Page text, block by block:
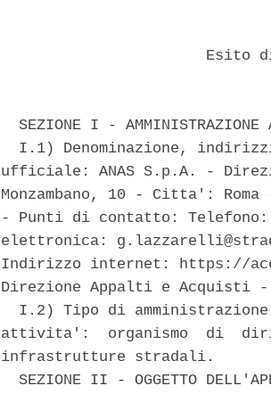
Esito
SEZIONE I -
I.1) Denominazione,
ufficiale: ANAS S.p.A. -
Monzambano, 10 - Citta':
- Punti di contatto: Telefono:
elettronica:
Indirizzo internet: https://
Direzione Appalti e Acquisti
I.2) Tipo di
attivita':  organismo  di
infrastrutture stradali.
SEZIONE II - OGGETTO